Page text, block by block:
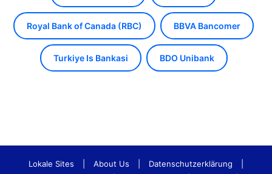
Royal Bank of Canada (RBC) BBVA Bancomer
Turkiye Is Bankasi BDO Unibank
Lokale Sites About Us Datenschutzerklärung